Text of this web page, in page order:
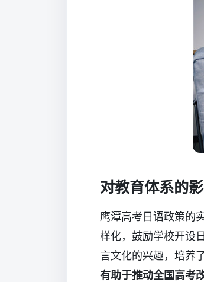
对教育体系的
鹰潭高考日语政策的
样化，鼓励学校开设
言文化的兴趣，培养
有助于推动全国高考